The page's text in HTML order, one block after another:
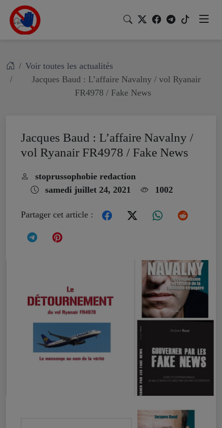
Voir toutes les actualités
Jacques Baud : L’affaire Navalny / vol Ryanair
FR4978 / Fake News
Jacques Baud : L’affaire Navalny /
vol Ryanair FR4978 / Fake News
stoprussophobie redaction
samedi juillet 24, 2021
1002
Partager cet article :